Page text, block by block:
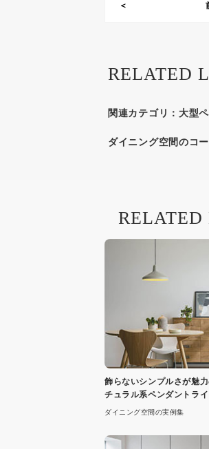
RELATED
関連カテゴリ： 大型
ダイニング空間のコ
飾らないシンプルさが魅
チュラル系ペンダントライ
ダイニング空間の実例集